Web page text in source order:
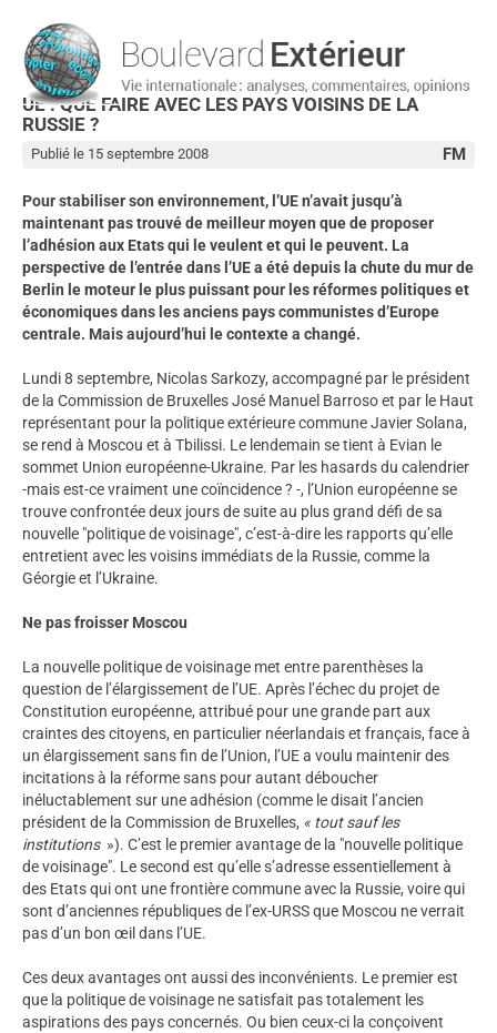
UE : QUE FAIRE AVEC LES PAYS VOISINS DE LA
RUSSIE ?
FM
Publié le 15 septembre 2008
Pour stabiliser son environnement, l’UE n’avait jusqu’à
maintenant pas trouvé de meilleur moyen que de proposer
l’adhésion aux Etats qui le veulent et qui le peuvent. La
perspective de l’entrée dans l’UE a été depuis la chute du mur de
Berlin le moteur le plus puissant pour les réformes politiques et
économiques dans les anciens pays communistes d’Europe
centrale. Mais aujourd’hui le contexte a changé.
Lundi 8 septembre, Nicolas Sarkozy, accompagné par le président
de la Commission de Bruxelles José Manuel Barroso et par le Haut
représentant pour la politique extérieure commune Javier Solana,
se rend à Moscou et à Tbilissi. Le lendemain se tient à Evian le
sommet Union européenne-Ukraine. Par les hasards du calendrier
-mais est-ce vraiment une coïncidence ? -, l’Union européenne se
trouve confrontée deux jours de suite au plus grand défi de sa
nouvelle "politique de voisinage", c’est-à-dire les rapports qu’elle
entretient avec les voisins immédiats de la Russie, comme la
Géorgie et l’Ukraine.
Ne pas froisser Moscou
La nouvelle politique de voisinage met entre parenthèses la
question de l’élargissement de l’UE. Après l’échec du projet de
Constitution européenne, attribué pour une grande part aux
craintes des citoyens, en particulier néerlandais et français, face à
un élargissement sans fin de l’Union, l’UE a voulu maintenir des
incitations à la réforme sans pour autant déboucher
inéluctablement sur une adhésion (comme le disait l’ancien
président de la Commission de Bruxelles, « tout sauf les
institutions »). C’est le premier avantage de la "nouvelle politique
de voisinage". Le second est qu’elle s’adresse essentiellement à
des Etats qui ont une frontière commune avec la Russie, voire qui
sont d’anciennes républiques de l’ex-URSS que Moscou ne verrait
pas d’un bon œil dans l’UE.
Ces deux avantages ont aussi des inconvénients. Le premier est
que la politique de voisinage ne satisfait pas totalement les
aspirations des pays concernés. Ou bien ceux-ci la conçoivent